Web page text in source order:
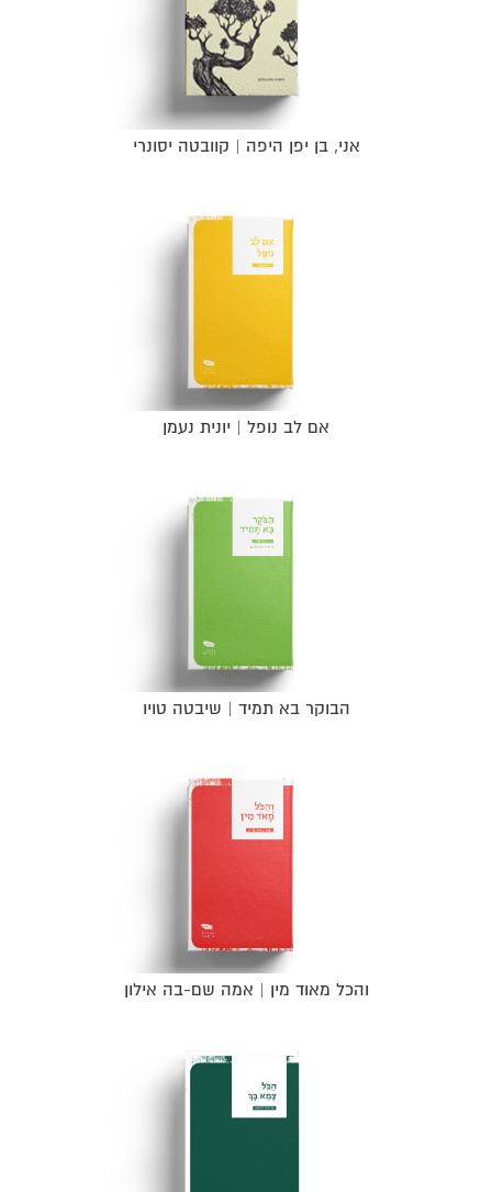
אני, בן יפן היפה | קוובטה יסונרי
אם לב נופל | יונית נעמן
הבוקר בא תמיד | שיבטה טויו
והכל מאוד מין | אמה שם-בה אילון